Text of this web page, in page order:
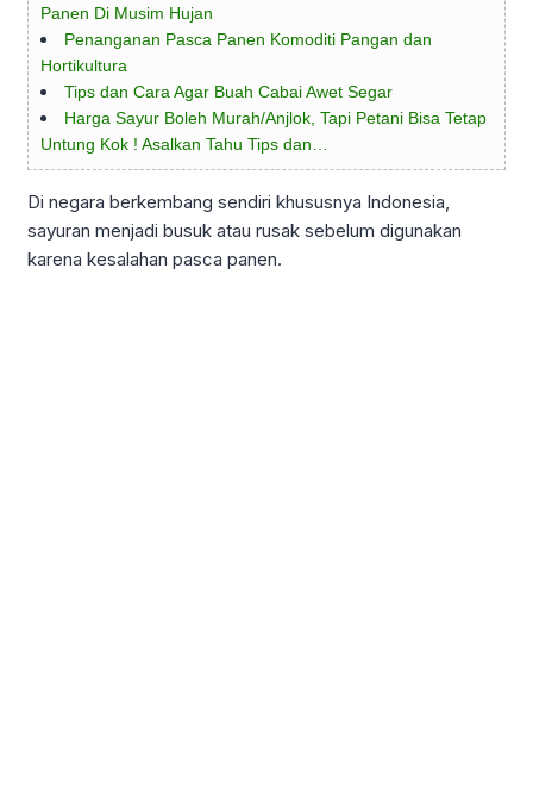
Panen Di Musim Hujan
Penanganan Pasca Panen Komoditi Pangan dan
Hortikultura
Tips dan Cara Agar Buah Cabai Awet Segar
Harga Sayur Boleh Murah/Anjlok, Tapi Petani Bisa Tetap
Untung Kok ! Asalkan Tahu Tips dan…
Di negara berkembang sendiri khususnya Indonesia,
sayuran menjadi busuk atau rusak sebelum digunakan
karena kesalahan pasca panen.